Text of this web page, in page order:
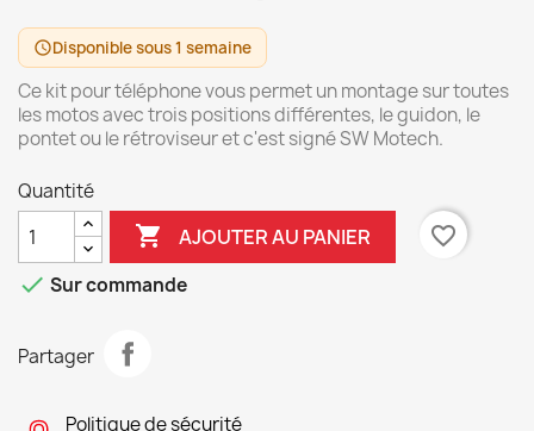
scheduleDisponible sous 1 semaine
Ce kit pour téléphone vous permet un montage sur toutes
les motos avec trois positions différentes, le guidon, le
pontet ou le rétroviseur et c'est signé SW Motech.
Quantité
 AJOUTER AU PANIER
favorite_border
 Sur commande
Partager
Politique de sécurité